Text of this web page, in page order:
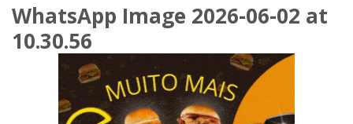
WhatsApp Image 2026-06-02 at
10.30.56